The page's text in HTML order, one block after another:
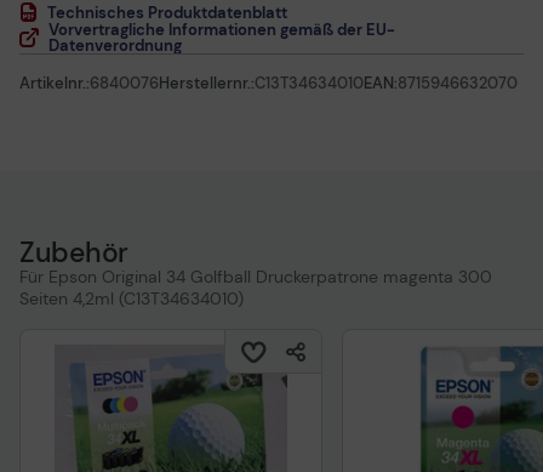
Technisches Produktdatenblatt
Vorvertragliche Informationen gemäß der EU-
Datenverordnung
Artikelnr.:6840076Herstellernr.:C13T34634010EAN:8715946632070
Zubehör
Für Epson Original 34 Golfball Druckerpatrone magenta 300
Seiten 4,2ml (C13T34634010)